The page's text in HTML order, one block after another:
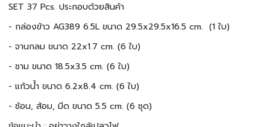
SET 37 Pcs. ประกอบด้วยสินค้า
- กล่องข้าว AG389 6.5L ขนาด 29.5x29.5x16.5 cm. (1 ใบ)
- จานกลม ขนาด 22x1.7 cm. (6 ใบ)
- ชาม ขนาด 18.5x3.5 cm. (6 ใบ)
- แก้วน้ำ ขนาด 6.2x8.4 cm. (6 ใบ)
- ช้อน, ส้อม, มีด ขนาด 5.5 cm. (6 ชุด)